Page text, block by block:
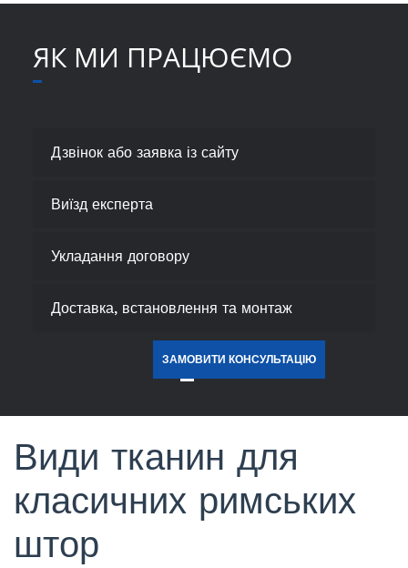
ЯК МИ ПРАЦЮЄМО
Дзвінок або заявка із сайту
Виїзд експерта
Укладання договору
Доставка, встановлення та монтаж
ЗАМОВИТИ КОНСУЛЬТАЦІЮ
Види тканин для
класичних римських
штор